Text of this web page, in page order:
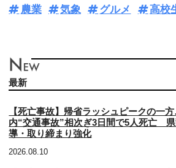
農業
気象 グルメ 高校
最新
【死亡事故】帰省ラッシュピークの一
内“交通事故”相次ぎ3日間で5人死亡
導・取り締まり強化
2026.08.10